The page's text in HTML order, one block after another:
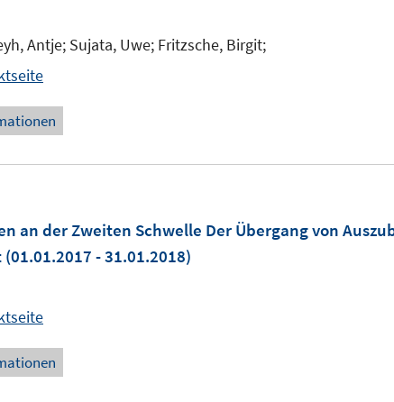
Antje; Sujata, Uwe; Fritzsche, Birgit;
an der Zweiten Schwelle Der Übergang von
(01.01.2017 - 31.01.2018)